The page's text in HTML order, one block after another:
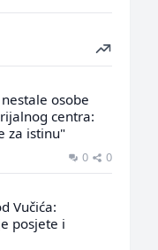
osobe
centra:
za istinu"
0 0
Vučića:
posjete i